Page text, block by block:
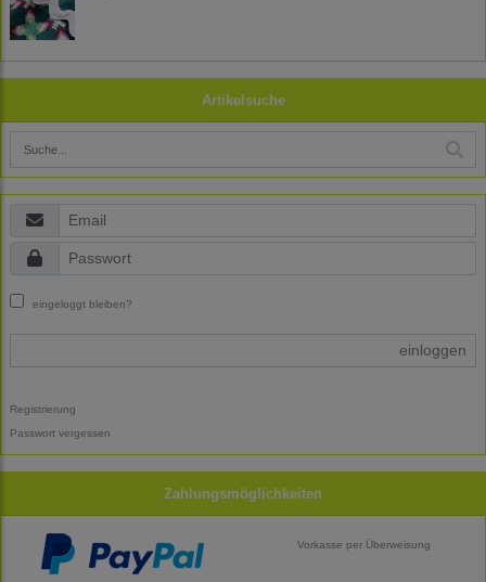
Artikelsuche
eingeloggt bleiben?
einloggen
Registrierung
Passwort vergessen
Zahlungsmöglichkeiten
Vorkasse per Überweisung